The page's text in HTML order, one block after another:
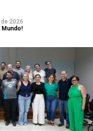
2026
Mundo!